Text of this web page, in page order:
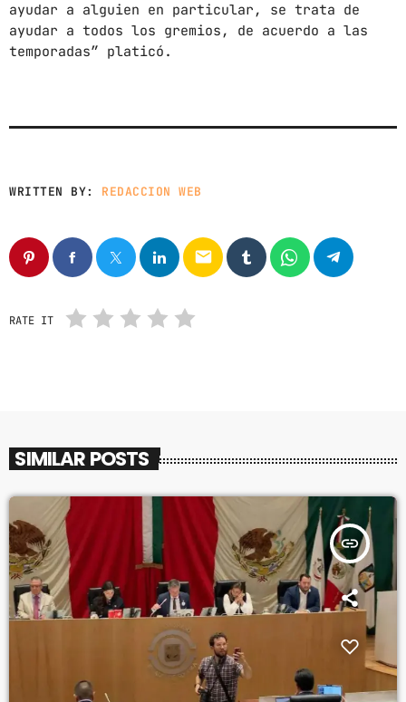
2 SUPER NATURAL
JAMIE TOCK add_shopping_cart
ayudar a alguien en particular, se trata de
ayudar a todos los gremios, de acuerdo a las
temporadas” platicó.
WRITTEN BY: REDACCION WEB
email
RATE IT
SIMILAR POSTS
insert_link